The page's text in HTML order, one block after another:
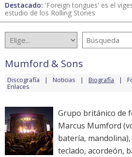
Destacado: 'Foreign tongues' es el
estudio de los Rolling Stones
Mumford & Sons
Discografía Noticias Biografía
Enlaces
Grupo británico de
Marcus Mumford
batería,
teclado, acordeón,